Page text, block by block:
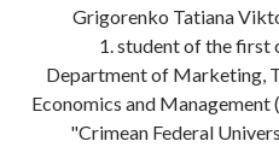
Grigorenko Tatiana
1. student of the first
Department of Marketing,
Economics and
"Crimean Federal